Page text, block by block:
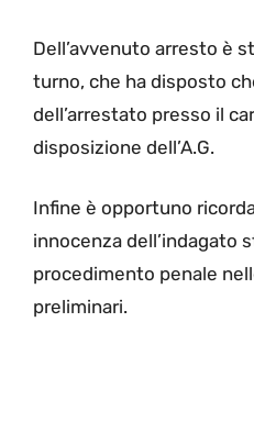
Dell’avvenuto arresto è
turno, che ha disposto
dell’arrestato presso il
disposizione dell’A.G.
Infine è opportuno
innocenza dell’indagato
procedimento penale
preliminari.